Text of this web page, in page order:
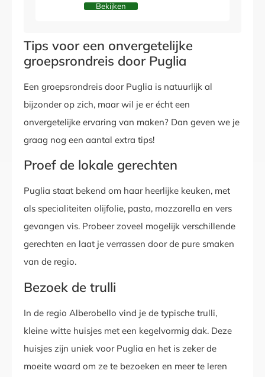
Bekijken
Tips voor een onvergetelijke
groepsrondreis door Puglia
Een groepsrondreis door Puglia is natuurlijk al
bijzonder op zich, maar wil je er écht een
onvergetelijke ervaring van maken? Dan geven we je
graag nog een aantal extra tips!
Proef de lokale gerechten
Puglia staat bekend om haar heerlijke keuken, met
als specialiteiten olijfolie, pasta, mozzarella en vers
gevangen vis. Probeer zoveel mogelijk verschillende
gerechten en laat je verrassen door de pure smaken
van de regio.
Bezoek de trulli
In de regio Alberobello vind je de typische trulli,
kleine witte huisjes met een kegelvormig dak. Deze
huisjes zijn uniek voor Puglia en het is zeker de
moeite waard om ze te bezoeken en meer te leren